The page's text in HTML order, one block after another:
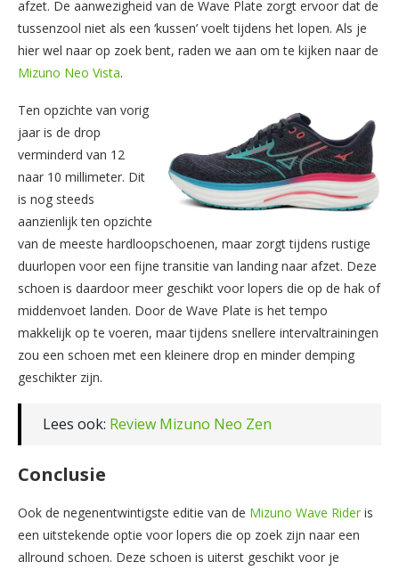
afzet. De aanwezigheid van de Wave Plate zorgt ervoor dat de
tussenzool niet als een ‘kussen’ voelt tijdens het lopen. Als je
hier wel naar op zoek bent, raden we aan om te kijken naar de
Mizuno Neo Vista.
Ten opzichte van vorig
jaar is de drop
verminderd van 12
naar 10 millimeter. Dit
is nog steeds
aanzienlijk ten opzichte
van de meeste hardloopschoenen, maar zorgt tijdens rustige
duurlopen voor een fijne transitie van landing naar afzet. Deze
schoen is daardoor meer geschikt voor lopers die op de hak of
middenvoet landen. Door de Wave Plate is het tempo
makkelijk op te voeren, maar tijdens snellere intervaltrainingen
zou een schoen met een kleinere drop en minder demping
geschikter zijn.
Lees ook: Review Mizuno Neo Zen
Conclusie
Ook de negenentwintigste editie van de Mizuno Wave Rider is
een uitstekende optie voor lopers die op zoek zijn naar een
allround schoen. Deze schoen is uiterst geschikt voor je